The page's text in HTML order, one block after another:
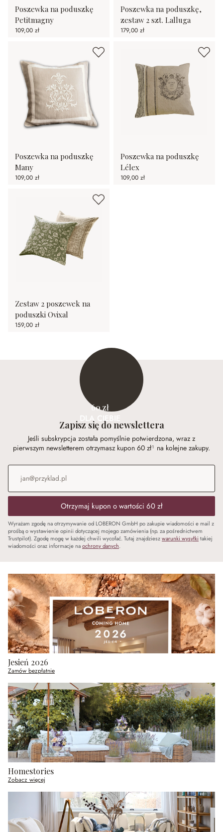
Poszewka na poduszkę
Petitmagny
109,00 zł
Poszewka na poduszkę,
zestaw 2 szt. Lalluga
179,00 zł
Poszewka na poduszkę
Many
109,00 zł
Poszewka na poduszkę
Lélex
109,00 zł
Zestaw 2 poszewek na
poduszki Ovixal
159,00 zł
60 zł
DLA CIEBIE
Zapisz się do newslettera
Jeśli subskrypcja została pomyślnie potwierdzona, wraz z
pierwszym newsletterem otrzymasz kupon 60 zł¹ na kolejne zakupy.
Adres e-mail
Otrzymaj kupon o wartości 60 zł
Wyrażam zgodę na otrzymywanie od LOBERON GmbH po zakupie wiadomości e mail z
prośbą o wystawienie opinii dotyczącej mojego zamówienia (np. za pośrednictwem
Trustpilot). Zgodę mogę w każdej chwili wycofać. Tutaj znajdzieszwarunki wysyłki takiej
wiadomości oraz informacje naochrony danych.
Jesień 2026
Zamów bezpłatnie
Homestories
Zobacz więcej